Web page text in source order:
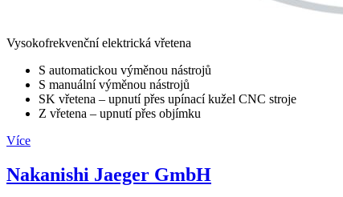
Vysokofrekvenční elektrická vřetena
S automatickou výměnou nástrojů
S manuální výměnou nástrojů
SK vřetena – upnutí přes upínací kužel CNC stroje
Z vřetena – upnutí přes objímku
Více
Nakanishi Jaeger GmbH